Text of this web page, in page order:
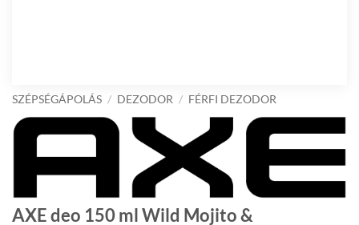
SZÉPSÉGÁPOLÁS / DEZODOR / FÉRFI DEZODOR
AXE deo 150 ml Wild Mojito &